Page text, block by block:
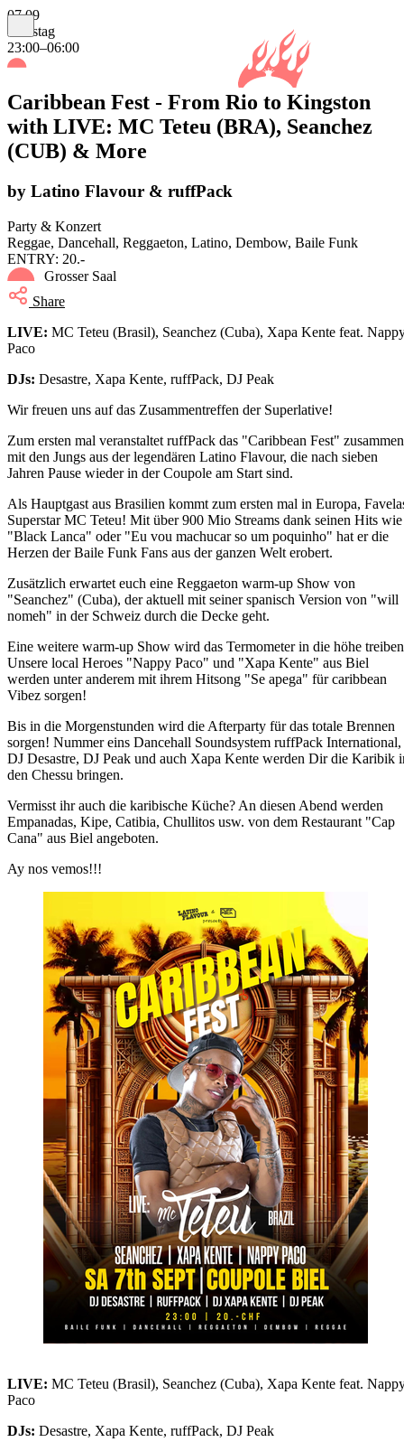
07.09
Samstag
23:00–06:00
Caribbean Fest - From Rio to Kingston
with LIVE: MC Teteu (BRA), Seanchez
(CUB) & More
by Latino Flavour & ruffPack
Party & Konzert
Reggae, Dancehall, Reggaeton, Latino, Dembow, Baile Funk
ENTRY: 20.-
Grosser Saal
Share
LIVE: MC Teteu (Brasil), Seanchez (Cuba), Xapa Kente feat.
Paco
DJs: Desastre, Xapa Kente, ruffPack, DJ Peak
Wir freuen uns auf das Zusammentreffen der Superlative!
Zum ersten mal veranstaltet ruffPack das "Caribbean Fest" zusammen
mit den Jungs aus der legendären Latino Flavour, die nach sieben
Jahren Pause wieder in der Coupole am Start sind.
Als Hauptgast aus Brasilien kommt zum ersten mal in Europa,
Superstar MC Teteu! Mit über 900 Mio Streams dank seinen Hits wie
"Black Lanca" oder "Eu vou machucar so um poquinho" hat er die
Herzen der Baile Funk Fans aus der ganzen Welt erobert.
Zusätzlich erwartet euch eine Reggaeton warm-up Show von
"Seanchez" (Cuba), der aktuell mit seiner spanisch Version von "will
nomeh" in der Schweiz durch die Decke geht.
Eine weitere warm-up Show wird das Termometer in die höhe
Unsere local Heroes "Nappy Paco" und "Xapa Kente" aus Biel
werden unter anderem mit ihrem Hitsong "Se apega" für caribbean
Vibez sorgen!
Bis in die Morgenstunden wird die Afterparty für das totale Brennen
sorgen! Nummer eins Dancehall Soundsystem ruffPack International,
DJ Desastre, DJ Peak und auch Xapa Kente werden Dir die Karibik
den Chessu bringen.
Vermisst ihr auch die karibische Küche? An diesen Abend werden
Empanadas, Kipe, Catibia, Chullitos usw. von dem Restaurant "Cap
Cana" aus Biel angeboten.
Ay nos vemos!!!
LIVE: MC Teteu (Brasil), Seanchez (Cuba), Xapa Kente feat.
Paco
DJs: Desastre, Xapa Kente, ruffPack, DJ Peak